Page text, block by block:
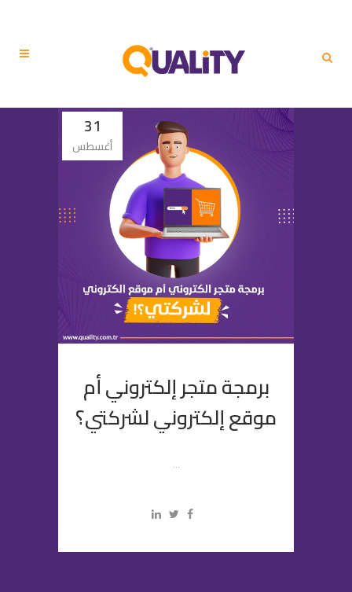
31
أغسطس
برمجة متجر إلكتروني أم
موقع إلكتروني لشركتي؟
...